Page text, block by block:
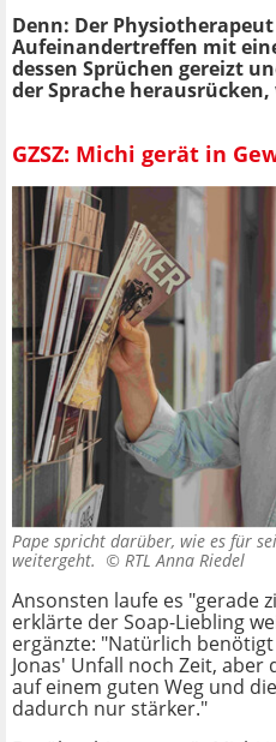
Denn: Der
Aufeinandertreffen mit
dessen Sprüchen gereizt
der Sprache
GZSZ: Michi gerät in
Pape spricht darüber, wie es für
weitergeht. © RTL Anna Riedel
Ansonsten laufe es "gerade
erklärte der Soap-Liebling
ergänzte: "Natürlich
Jonas' Unfall noch Zeit, aber
auf einem guten Weg und
dadurch nur stärker."